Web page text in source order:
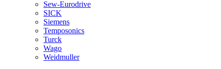
Sew-Eurodrive
SICK
Siemens
Temposonics
Turck
Wago
Weidmuller